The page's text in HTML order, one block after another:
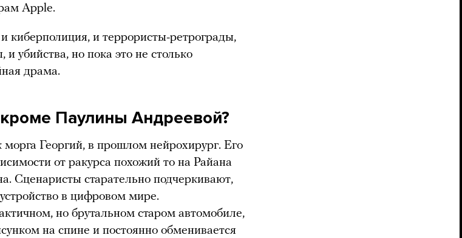
Apple.
киберполиция, и террористы-ретрограды,
убийства, но пока это не столько
драма.
кроме Паулины Андреевой?
Георгий, в прошлом нейрохирург. Его
от ракурса похожий то на Райана
Сценаристы старательно подчеркивают,
в цифровом мире.
но брутальном старом автомобиле,
на спине и постоянно обменивается